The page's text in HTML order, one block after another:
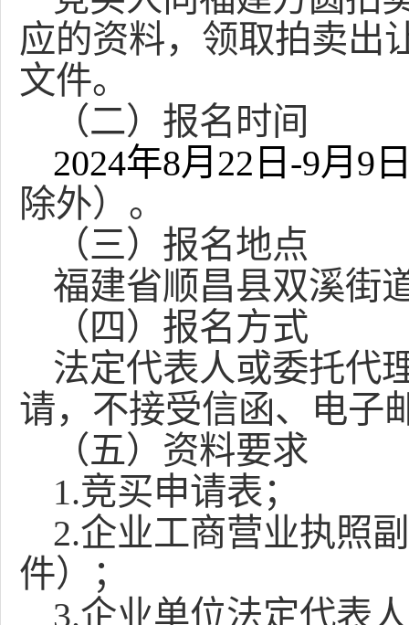
应的资料，领取拍卖出
文件。
（二）报名时间
2024年8月 22日-9月 9
除外）。
（三）报名地点
福建省顺昌县双溪街
（四）报名方式
法定代表人或委托代
请，不接受信函、电子
（五）资料要求
1.竞买申请表；
2.企业工商营业执照
件）；
3.企业单位法定代表